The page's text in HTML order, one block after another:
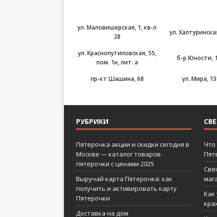
ул. Маловишерская, 1, кв-л
28
ул.
ул. Краснопутиловская, 55,
пом. 1н, лит. а
б-р Юности,
пр-кт Шашина, 68
ул. Мира, 13
РУБРИКИ
Пятерочка акции и скидки сегодня в
Москве — каталог товаров
пятерочки с ценами 2025
Выручай карта Пятерочка: как
получить и активировать карту
Пятерочки
Доставка на дом
Что
Как